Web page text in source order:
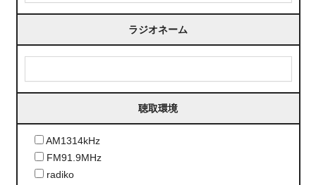
ラジオネーム
聴取環境
AM1314kHz
FM91.9MHz
radiko